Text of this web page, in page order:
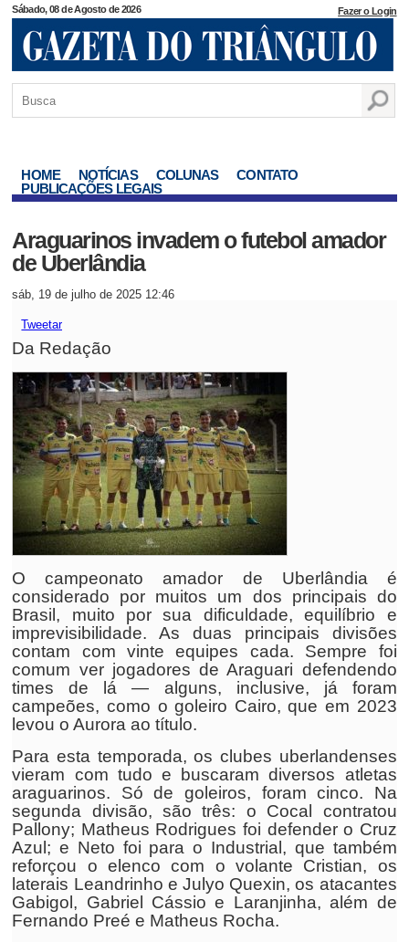
Sábado, 08 de Agosto de 2026 Fazer o Login
HOME NOTÍCIAS COLUNAS
CONTATO
PUBLICAÇÕES LEGAIS
Araguarinos invadem o futebol amador
de Uberlândia
sáb, 19 de julho de 2025 12:46
Tweetar
Da Redação
O campeonato amador de Uberlândia é
considerado por muitos um dos principais do
Brasil, muito por sua dificuldade, equilíbrio e
imprevisibilidade. As duas principais divisões
contam com vinte equipes cada. Sempre foi
comum ver jogadores de Araguari defendendo
times de lá — alguns, inclusive, já foram
campeões, como o goleiro Cairo, que em 2023
levou o Aurora ao título.
Para esta temporada, os clubes uberlandenses
vieram com tudo e buscaram diversos atletas
araguarinos. Só de goleiros, foram cinco. Na
segunda divisão, são três: o Cocal contratou
Pallony; Matheus Rodrigues foi defender o Cruz
Azul; e Neto foi para o Industrial, que também
reforçou o elenco com o volante Cristian, os
laterais Leandrinho e Julyo Quexin, os atacantes
Gabigol, Gabriel Cássio e Laranjinha, além de
Fernando Preé e Matheus Rocha.